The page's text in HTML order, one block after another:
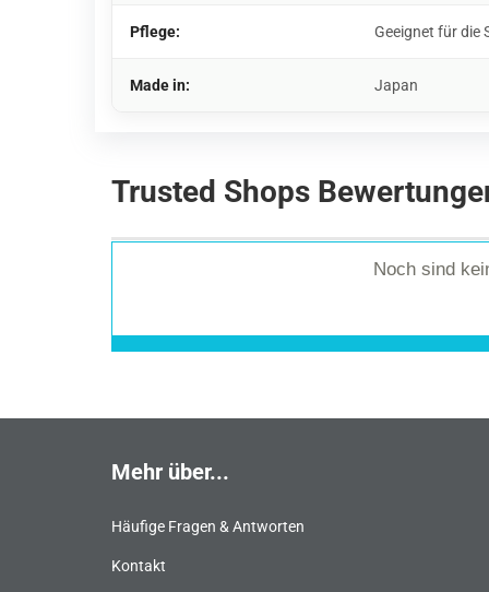
Pflege: Geeignet für die
Made in: Japan
Trusted Shops
Noch sind
Mehr über...
Häufige Fragen & Antworten
Kontakt